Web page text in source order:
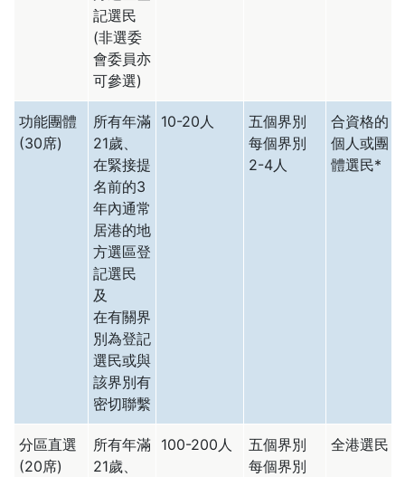
記選民
(非選委
會委員亦
可參選)
功能團體
(30席)
所有年滿
21歲、
在緊接提
名前的3
年內通常
居港的地
方選區登
記選民
及
在有關界
別為登記
選民或與
該界別有
密切聯繫
10-20人
五個界別
每個界別
2-4人
合資格的
個人或團
體選民*
分區直選
(20席)
所有年滿
21歲、
100-200人
五個界別
每個界別
全港選民